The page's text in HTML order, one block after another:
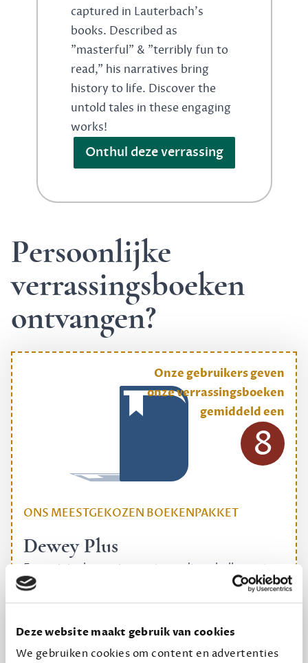
Deze website maakt gebruik van cookies
We gebruiken cookies om content en advertenties
captured in Lauterbach's
books. Described as
"masterful" & "terribly fun to
read," his narratives bring
history to life. Discover the
untold tales in these engaging
works!
Onthul deze verrassing
Persoonlijke
verrassingsboeken
ontvangen?
ONS MEESTGEKOZEN BOEKENPAKKET
Dewey Plus
Een originele manier om je reading challenge te
halen.
Onze gebruikers geven
onze verrassingsboeken
gemiddeld een
8